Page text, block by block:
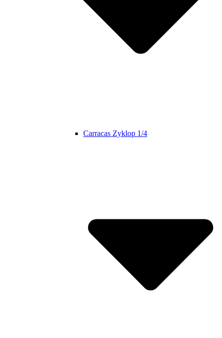
Carracas Zyklop 1/4